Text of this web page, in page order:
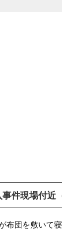
件現場付近
布団を敷いて